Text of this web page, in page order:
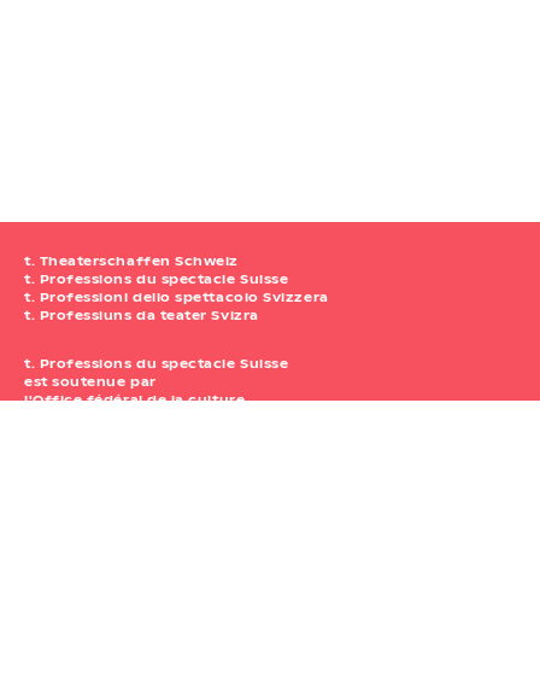
t. Theaterschaffen Schweiz
t. Professions du spectacle Suisse
t. Professioni dello spettacolo Svizzera
t. Professiuns da teater Svizra
t. Professions du spectacle Suisse
est soutenue par
l'Office fédéral de la culture.